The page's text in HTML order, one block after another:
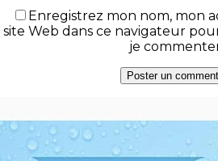
Enregistrez mon nom, mon
site Web dans ce navigateur
je